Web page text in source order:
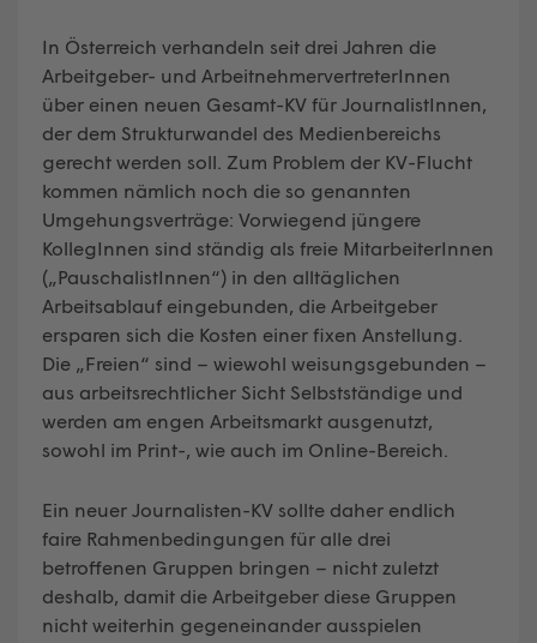
In Österreich verhandeln seit drei Jahren die
Arbeitgeber- und ArbeitnehmervertreterInnen
über einen neuen Gesamt-KV für JournalistInnen,
der dem Strukturwandel des Medienbereichs
gerecht werden soll. Zum Problem der KV-Flucht
kommen nämlich noch die so genannten
Umgehungsverträge: Vorwiegend jüngere
KollegInnen sind ständig als freie MitarbeiterInnen
(„PauschalistInnen“) in den alltäglichen
Arbeitsablauf eingebunden, die Arbeitgeber
ersparen sich die Kosten einer fixen Anstellung.
Die „Freien“ sind – wiewohl weisungsgebunden –
aus arbeitsrechtlicher Sicht Selbstständige und
werden am engen Arbeitsmarkt ausgenutzt,
sowohl im Print-, wie auch im Online-Bereich.
Ein neuer Journalisten-KV sollte daher endlich
faire Rahmenbedingungen für alle drei
betroffenen Gruppen bringen – nicht zuletzt
deshalb, damit die Arbeitgeber diese Gruppen
nicht weiterhin gegeneinander ausspielen